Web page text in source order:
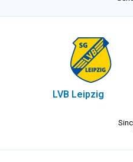
LVB Leipzig